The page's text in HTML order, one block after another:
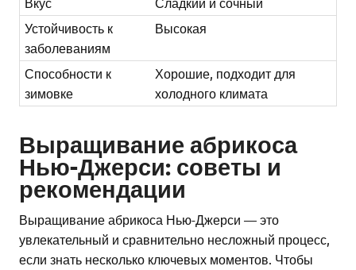
Устойчивость к
заболеваниям
Высокая
Способности к
зимовке
Хорошие, подходит для
холодного климата
Выращивание абрикоса
Нью-Джерси: советы и
рекомендации
Выращивание абрикоса Нью-Джерси — это
увлекательный и сравнительно несложный процесс,
если знать несколько ключевых моментов. Чтобы